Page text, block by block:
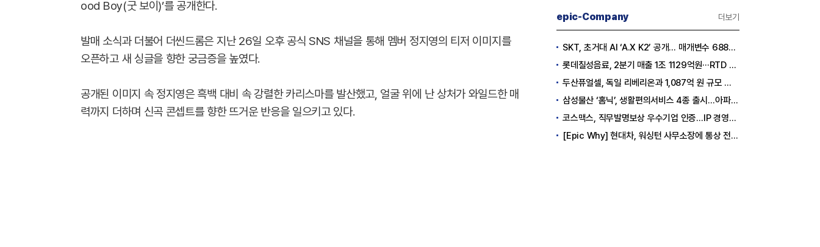
ood Boy(굿 보이)’를 공개한다.
발매 소식과 더불어 더씬드롬은 지난 26일 오후 공식 SNS 채널을 통해 멤버 정지영의 티저 이미지를
오픈하고 새 싱글을 향한 궁금증을 높였다.
공개된 이미지 속 정지영은 흑백 대비 속 강렬한 카리스마를 발산했고, 얼굴 위에 난 상처가 와일드한 매
력까지 더하며 신곡 콘셉트를 향한 뜨거운 반응을 일으키고 있다.
epic-Company 더보기
SKT, 초거대 AI ‘A.X K2’ 공개… 매개변수 6880억 개로 ‘일하는 AI’ 구현
롯데칠성음료, 2분기 매출 1조 1129억원···RTD 폭발적 성장으로 수익성 방어
두산퓨얼셀, 독일 리베리온과 1,087억 원 규모 연료전지 핵심부품 공급 계약
삼성물산 ‘홈닉’, 생활편의서비스 4종 출시…아파트 거주자 일상 편의성 강화
코스맥스, 직무발명보상 우수기업 인증…IP 경영으로 화장품 ODM 경쟁력 강화
[Epic Why] 현대차, 워싱턴 사무소장에 통상 전문 외교관 발탁 왜?